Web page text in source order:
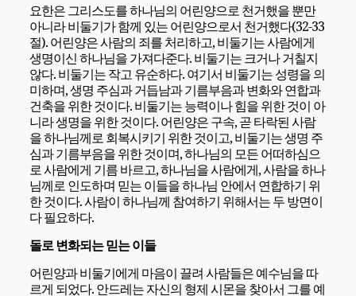
요한은 그리스도를 하나님의 어린양으로 천거했을 뿐만
아니라 비둘기가 함께 있는 어린양으로서 천거했다(32-33
절). 어린양은 사람의 죄를 처리하고, 비둘기는 사람에게
생명이신 하나님을 가져다준다. 비둘기는 크거나 거칠지
않다. 비둘기는 작고 유순하다. 여기서 비둘기는 성령을 의
미하며, 생명 주심과 거듭남과 기름부음과 변화와 연합과
건축을 위한 것이다. 비둘기는 능력이나 힘을 위한 것이 아
니라 생명을 위한 것이다. 어린양은 구속, 곧 타락된 사람
을 하나님께로 회복시키기 위한 것이고, 비둘기는 생명 주
심과 기름부음을 위한 것이며, 하나님의 모든 어떠하심으
로 사람에게 기름 바르고, 하나님을 사람에게, 사람을 하나
님께로 인도하며 믿는 이들을 하나님 안에서 연합하기 위
한 것이다. 사람이 하나님께 참여하기 위해서는 두 방면이
다 필요하다.
돌로 변화되는 믿는 이들
어린양과 비둘기에게 마음이 끌려 사람들은 예수님을 따
르게 되었다. 안드레는 자신의 형제 시몬을 찾아서 그를 예